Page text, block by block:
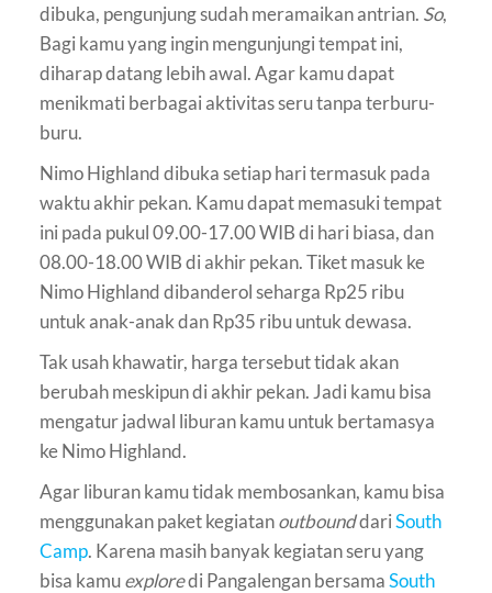
dibuka, pengunjung sudah meramaikan antrian. So,
Bagi kamu yang ingin mengunjungi tempat ini,
diharap datang lebih awal. Agar kamu dapat
menikmati berbagai aktivitas seru tanpa terburu-
buru.
Nimo Highland dibuka setiap hari termasuk pada
waktu akhir pekan. Kamu dapat memasuki tempat
ini pada pukul 09.00-17.00 WIB di hari biasa, dan
08.00-18.00 WIB di akhir pekan. Tiket masuk ke
Nimo Highland dibanderol seharga Rp25 ribu
untuk anak-anak dan Rp35 ribu untuk dewasa.
Tak usah khawatir, harga tersebut tidak akan
berubah meskipun di akhir pekan. Jadi kamu bisa
mengatur jadwal liburan kamu untuk bertamasya
ke Nimo Highland.
Agar liburan kamu tidak membosankan, kamu bisa
menggunakan paket kegiatanoutbounddariSouth
Camp. Karena masih banyak kegiatan seru yang
bisa kamuexploredi Pangalengan bersamaSouth